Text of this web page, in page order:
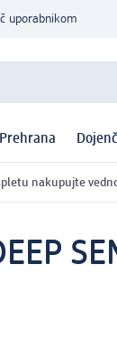
uporabnikom
Prehrana
nakupujte